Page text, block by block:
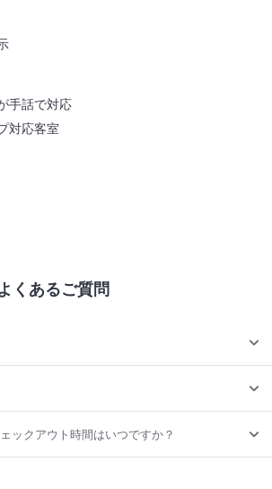
手話で対応
対応客室
あるご質問
ックアウト時間はいつですか？